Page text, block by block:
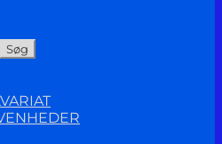
Søg